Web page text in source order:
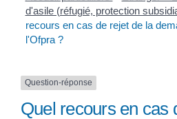
d'asile (réfugié, protection
recours en cas de rejet de la
l'Ofpra ?
Question-réponse
Quel recours en cas